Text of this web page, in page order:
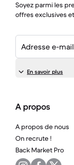
Soyez parmi les
offres exclusives
Adresse e-mail
En savoir plus
A propos
A propos de nous
On recrute !
Back Market Pro